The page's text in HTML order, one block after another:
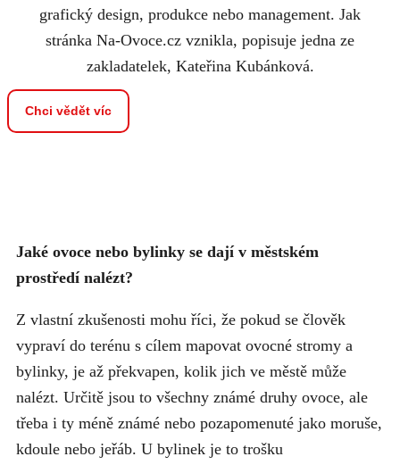
grafický design, produkce nebo management. Jak
stránka Na-Ovoce.cz vznikla, popisuje jedna ze
zakladatelek, Kateřina Kubánková.
Chci vědět víc
Jaké ovoce nebo bylinky se dají v městském
prostředí nalézt?
Z vlastní zkušenosti mohu říci, že pokud se člověk
vypraví do terénu s cílem mapovat ovocné stromy a
bylinky, je až překvapen, kolik jich ve městě může
nalézt. Určitě jsou to všechny známé druhy ovoce, ale
třeba i ty méně známé nebo pozapomenuté jako moruše,
kdoule nebo jeřáb. U bylinek je to trošku